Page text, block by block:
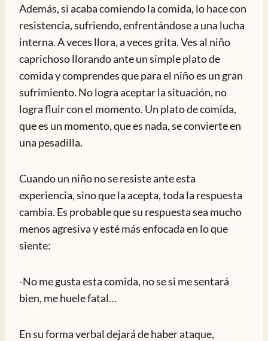
Además, si acaba comiendo la comida, lo hace con
resistencia, sufriendo, enfrentándose a una lucha
interna. A veces llora, a veces grita. Ves al niño
caprichoso llorando ante un simple plato de
comida y comprendes que para el niño es un gran
sufrimiento. No logra aceptar la situación, no
logra fluir con el momento. Un plato de comida,
que es un momento, que es nada, se convierte en
una pesadilla.
Cuando un niño no se resiste ante esta
experiencia, sino que la acepta, toda la respuesta
cambia. Es probable que su respuesta sea mucho
menos agresiva y esté más enfocada en lo que
siente:
-No me gusta esta comida, no se si me sentará
bien, me huele fatal…
En su forma verbal dejará de haber ataque,